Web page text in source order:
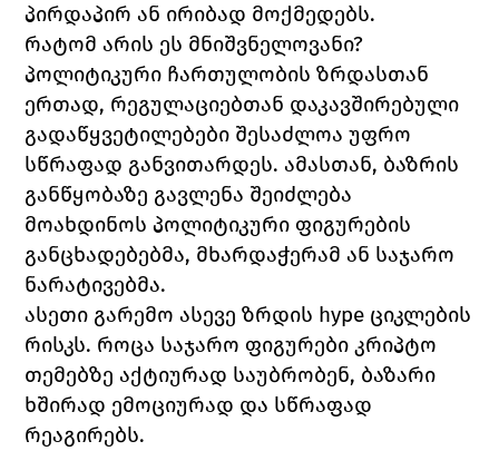
პირდაპირ ან ირიბად მოქმედებს.
რატომ არის ეს მნიშვნელოვანი?
პოლიტიკური ჩართულობის ზრდასთან
ერთად, რეგულაციებთან დაკავშირებული
გადაწყვეტილებები შესაძლოა უფრო
სწრაფად განვითარდეს. ამასთან, ბაზრის
განწყობაზე გავლენა შეიძლება
მოახდინოს პოლიტიკური ფიგურების
განცხადებებმა, მხარდაჭერამ ან საჯარო
ნარატივებმა.
ასეთი გარემო ასევე ზრდის hype ციკლების
რისკს. როცა საჯარო ფიგურები კრიპტო
თემებზე აქტიურად საუბრობენ, ბაზარი
ხშირად ემოციურად და სწრაფად
რეაგირებს.